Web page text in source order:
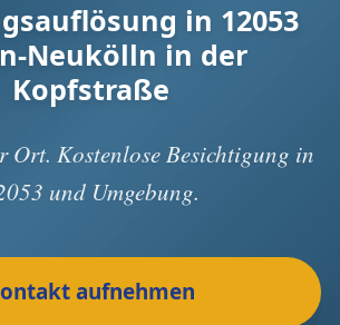
in 12053
Neukölln in der
Kopfstraße
Ort. Kostenlose Besichtigung in
und Umgebung.
aufnehmen